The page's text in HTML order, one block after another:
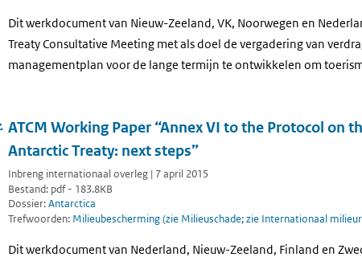
Dit werkdocument van Nieuw-Zeeland, VK, Noorwegen en
Treaty Consultative Meeting met als doel de vergadering van
managementplan voor de lange termijn te ontwikkelen om
ATCM Working Paper “Annex VI to the Protocol on
Antarctic Treaty: next steps”
Inbreng internationaal overleg | 7 april 2015
Bestand: pdf - 183.8KB
Dossier:Antarctica
Trefwoorden: Milieubescherming (zie Milieuschade; zie Internationaal
Dit werkdocument van Nederland, Nieuw-Zeeland, Finland en